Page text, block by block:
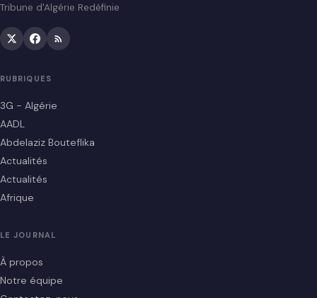
Tribune d'Algérie Redéfinie
RUBRIQUES
3G - Algérie
AADL
Abdelaziz Bouteflika
Actualités
Actualités
Afrique
LE JOURNAL
À propos
Notre équipe